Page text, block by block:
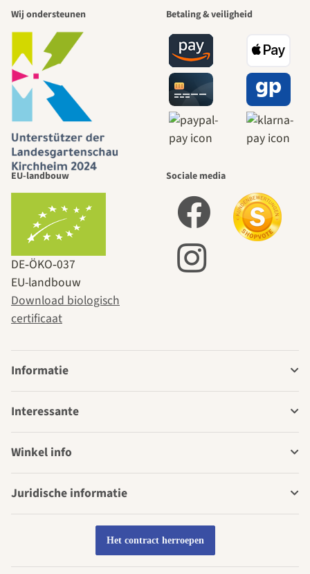
Wij ondersteunen Betaling & veiligheid
EU-landbouw
DE‑ÖKO‑037
EU-landbouw
Download biologisch
certificaat
Sociale media
Informatie
Interessante
Winkel info
Juridische informatie
Het contract herroepen